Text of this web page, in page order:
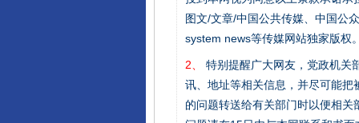
图文/文章/中国公共传媒、中国公
system news等传媒网站独家版权
2、
特别提醒广大网友，党政机关
讯、地址等相关信息，并尽可能
的问题转送给有关部门时以便相